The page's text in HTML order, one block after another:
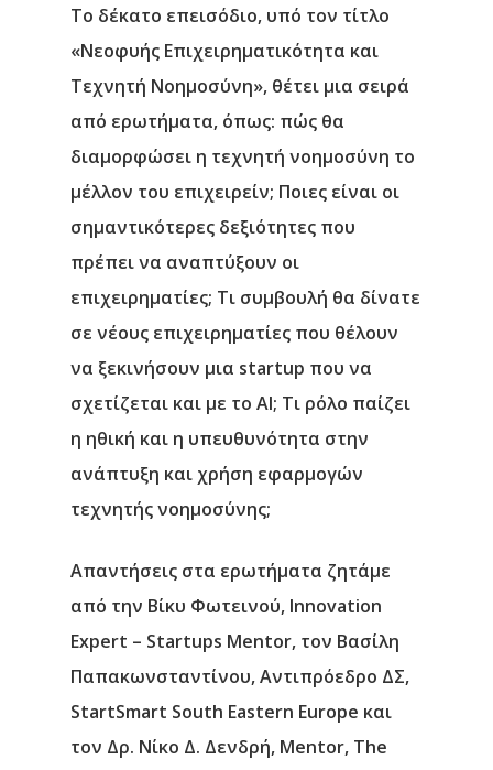
Το δέκατο επεισόδιο, υπό τον τίτλο
«Νεοφυής Επιχειρηματικότητα και
Τεχνητή Νοημοσύνη», θέτει μια σειρά
από ερωτήματα, όπως: πώς θα
διαμορφώσει η τεχνητή νοημοσύνη το
μέλλον του επιχειρείν; Ποιες είναι οι
σημαντικότερες δεξιότητες που
πρέπει να αναπτύξουν οι
επιχειρηματίες; Τι συμβουλή θα δίνατε
σε νέους επιχειρηματίες που θέλουν
να ξεκινήσουν μια startup που να
σχετίζεται και με το AI; Τι ρόλο παίζει
η ηθική και η υπευθυνότητα στην
ανάπτυξη και χρήση εφαρμογών
τεχνητής νοημοσύνης;
Απαντήσεις στα ερωτήματα ζητάμε
από την Βίκυ Φωτεινού, Innovation
Expert – Startups Mentor, τον Βασίλη
Παπακωνσταντίνου, Αντιπρόεδρο ΔΣ,
StartSmart South Eastern Europe και
τον Δρ. Νίκο Δ. Δενδρή, Mentor, The
Αρχική
Υπηρεσίες
Νέα
Επικοινωνία